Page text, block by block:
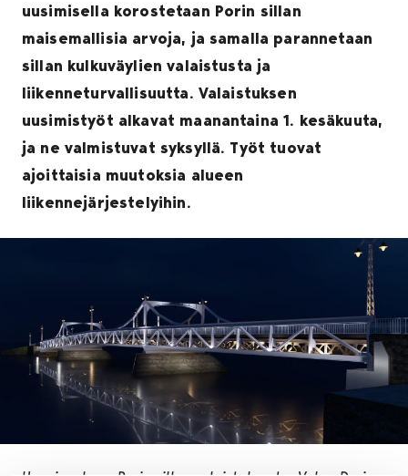
uusimisella korostetaan Porin sillan
maisemallisia arvoja, ja samalla parannetaan
sillan kulkuväylien valaistusta ja
liikenneturvallisuutta. Valaistuksen
uusimistyöt alkavat maanantaina 1. kesäkuuta,
ja ne valmistuvat syksyllä. Työt tuovat
ajoittaisia muutoksia alueen
liikennejärjestelyihin.